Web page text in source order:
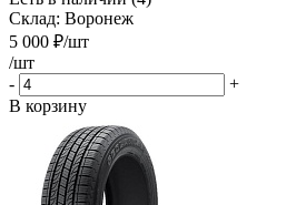
Склад: Воронеж
5 000 ₽/шт
/шт
-
+
В корзину